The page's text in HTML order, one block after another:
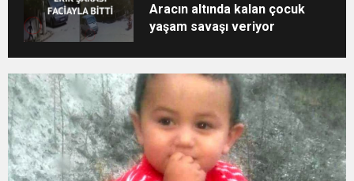
Aracın altında kalan çocuk
yaşam savaşı veriyor